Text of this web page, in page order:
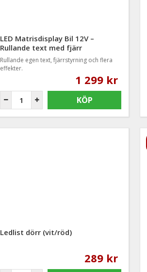
LED Matrisdisplay Bil 12V –
Rullande text med fjärr
Rullande egen text, fjärrstyrning och flera
effekter.
1 299 kr
KÖP
Ledlist dörr (vit/röd)
289 kr